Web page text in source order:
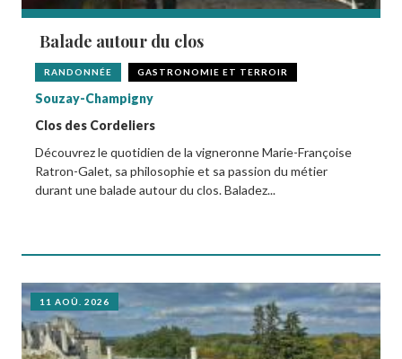
Balade autour du clos
RANDONNÉE GASTRONOMIE ET TERROIR
Souzay-Champigny
Clos des Cordeliers
Découvrez le quotidien de la vigneronne Marie-Françoise
Ratron-Galet, sa philosophie et sa passion du métier
durant une balade autour du clos. Baladez...
11 AOÛ. 2026